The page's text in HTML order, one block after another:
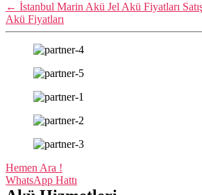
← İstanbul Marin Akü Jel Akü Fiyatları
Akü Fiyatları
Hemen Ara !
WhatsApp Hattı